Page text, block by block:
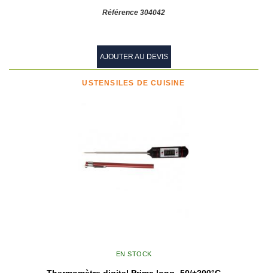
Référence 304042
AJOUTER AU DEVIS
USTENSILES DE CUISINE
EN STOCK